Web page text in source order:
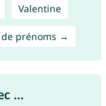
Valentine
de prénoms →
...